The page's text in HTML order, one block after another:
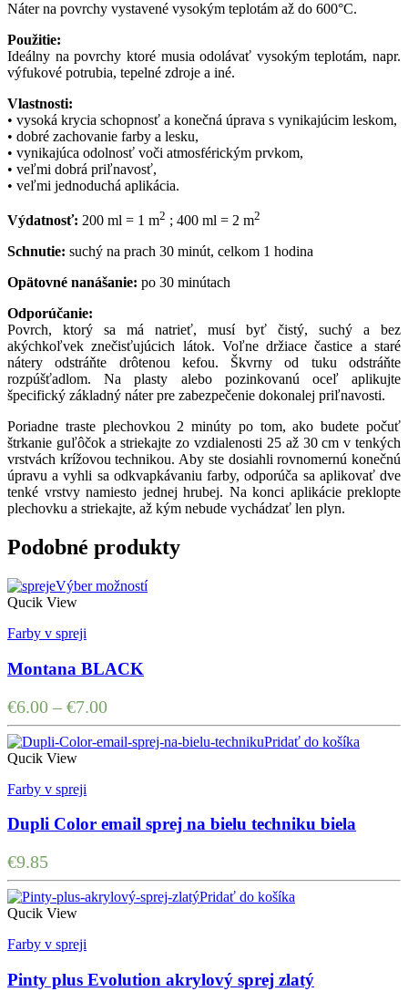
Náter na povrchy vystavené vysokým teplotám až do 600°C.
Použitie:
Ideálny na povrchy ktoré musia odolávať vysokým teplotám, napr.
výfukové potrubia, tepelné zdroje a iné.
Vlastnosti:
• vysoká krycia schopnosť a konečná úprava s vynikajúcim leskom,
• dobré zachovanie farby a lesku,
• vynikajúca odolnosť voči atmosférickým prvkom,
• veľmi dobrá priľnavosť,
• veľmi jednoduchá aplikácia.
Výdatnosť: 200 ml = 1 m2 ; 400 ml = 2 m2
Schnutie: suchý na prach 30 minút, celkom 1 hodina
Opätovné nanášanie: po 30 minútach
Odporúčanie:
Povrch, ktorý sa má natrieť, musí byť čistý, suchý a bez
akýchkoľvek znečisťujúcich látok. Voľne držiace častice a staré
nátery odstráňte drôtenou kefou. Škvrny od tuku odstráňte
rozpúšťadlom. Na plasty alebo pozinkovanú oceľ aplikujte
špecifický základný náter pre zabezpečenie dokonalej priľnavosti.
Poriadne traste plechovkou 2 minúty po tom, ako budete počuť
štrkanie guľôčok a striekajte zo vzdialenosti 25 až 30 cm v tenkých
vrstvách krížovou technikou. Aby ste dosiahli rovnomernú konečnú
úpravu a vyhli sa odkvapkávaniu farby, odporúča sa aplikovať dve
tenké vrstvy namiesto jednej hrubej. Na konci aplikácie preklopte
plechovku a striekajte, až kým nebude vychádzať len plyn.
Podobné produkty
Výber možností
Qucik View
Farby v spreji
Montana BLACK
€6.00 – €7.00
Pridať do košíka
Qucik View
Farby v spreji
Dupli Color email sprej na bielu techniku biela
€9.85
Pridať do košíka
Qucik View
Farby v spreji
Pinty plus Evolution akrylový sprej zlatý